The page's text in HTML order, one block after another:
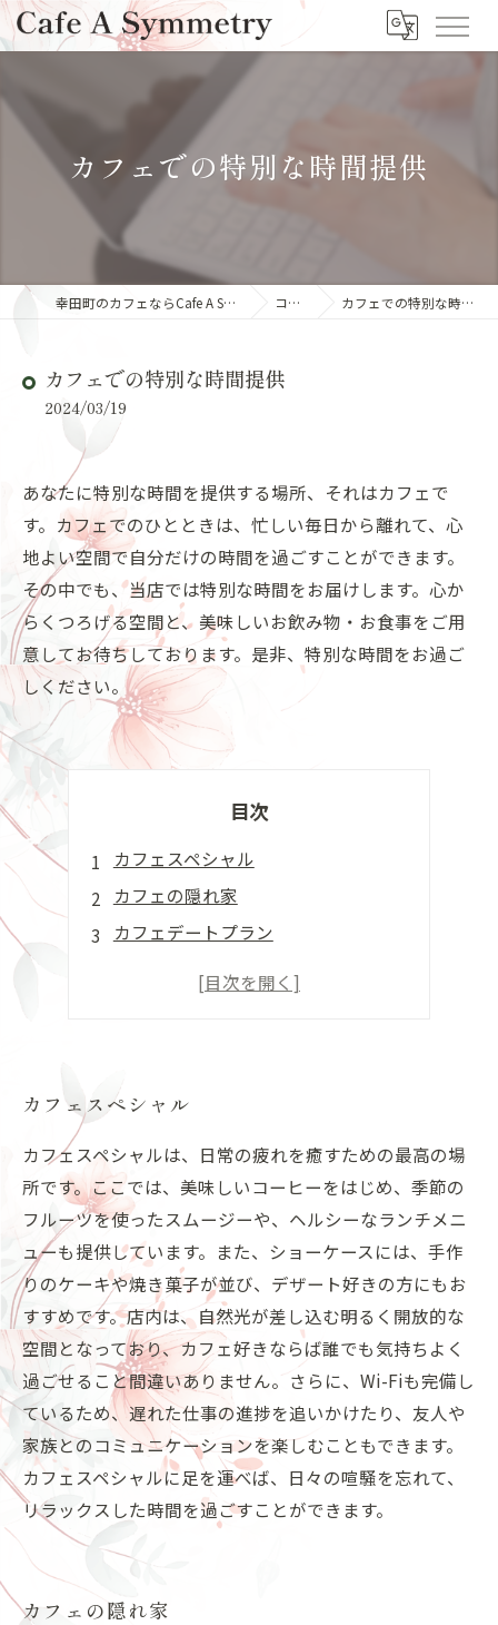
カフェでの特別な時間提供
幸田町のカフェならCafe A Symmetry コラム カフェでの特別な時間提供
カフェでの特別な時間提供
2024/03/19
あなたに特別な時間を提供する場所、それはカフェで
す。カフェでのひとときは、忙しい毎日から離れて、心
地よい空間で自分だけの時間を過ごすことができます。
その中でも、当店では特別な時間をお届けします。心か
らくつろげる空間と、美味しいお飲み物・お食事をご用
意してお待ちしております。是非、特別な時間をお過ご
しください。
目次
カフェスペシャル
カフェの隠れ家
カフェデートプラン
カフェでリラックス
カフェスペシャル
カフェスペシャルは、日常の疲れを癒すための最高の場
所です。ここでは、美味しいコーヒーをはじめ、季節の
フルーツを使ったスムージーや、ヘルシーなランチメニ
ューも提供しています。また、ショーケースには、手作
りのケーキや焼き菓子が並び、デザート好きの方にもお
すすめです。店内は、自然光が差し込む明るく開放的な
空間となっており、カフェ好きならば誰でも気持ちよく
過ごせること間違いありません。さらに、Wi-Fiも完備し
ているため、遅れた仕事の進捗を追いかけたり、友人や
家族とのコミュニケーションを楽しむこともできます。
カフェスペシャルに足を運べば、日々の喧騒を忘れて、
リラックスした時間を過ごすことができます。
カフェの隠れ家